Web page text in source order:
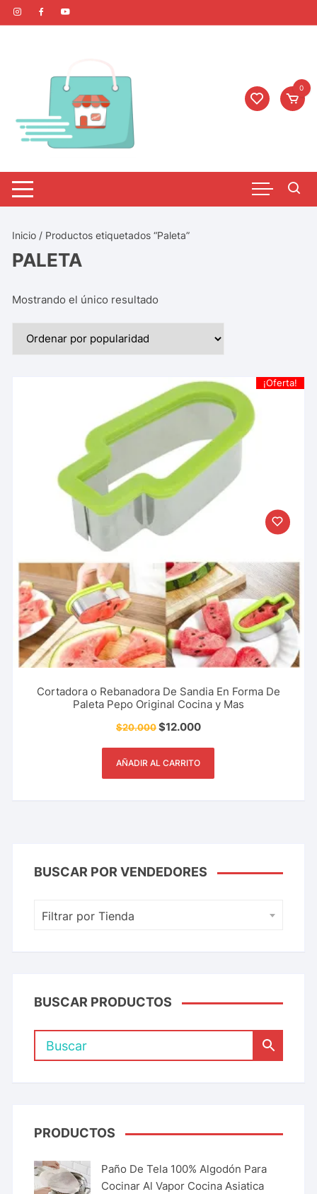
0
Inicio / Productos etiquetados “Paleta”
PALETA
Mostrando el único resultado
¡Oferta!
Cortadora o Rebanadora De Sandia En Forma De
Paleta Pepo Original Cocina y Mas
$20.000$12.000
AÑADIR AL CARRITO
BUSCAR POR VENDEDORES
Filtrar por Tienda
BUSCAR PRODUCTOS
PRODUCTOS
Paño De Tela 100% Algodón Para
Cocinar Al Vapor Cocina Asiatica